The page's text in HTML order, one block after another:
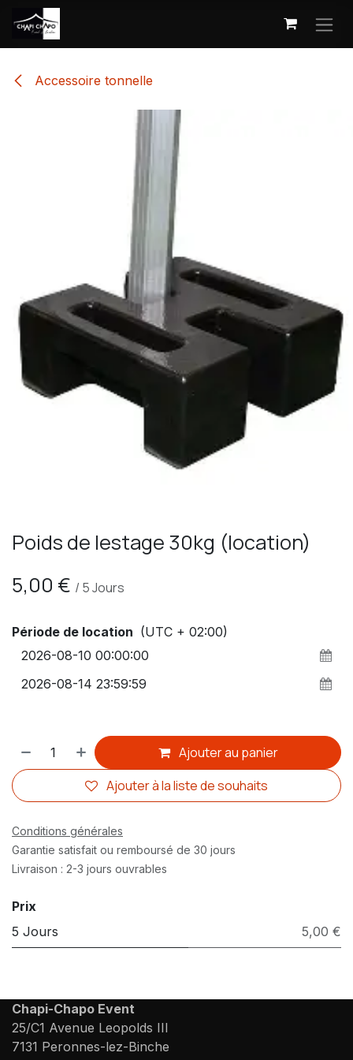
Se rendre au contenu
Accessoire tonnelle
Poids de lestage 30kg (location)
5,00 € / 5Jours
Période de location (UTC + 02:00)
Ajouter au panier
Ajouter à la liste de souhaits
Conditions générales
Garantie satisfait ou remboursé de 30 jours
Livraison : 2-3 jours ouvrables
Prix
5 Jours
5,00 €
Chapi-Chapo Event
25/C1 Avenue Leopolds III
7131 Peronnes-lez-Binche